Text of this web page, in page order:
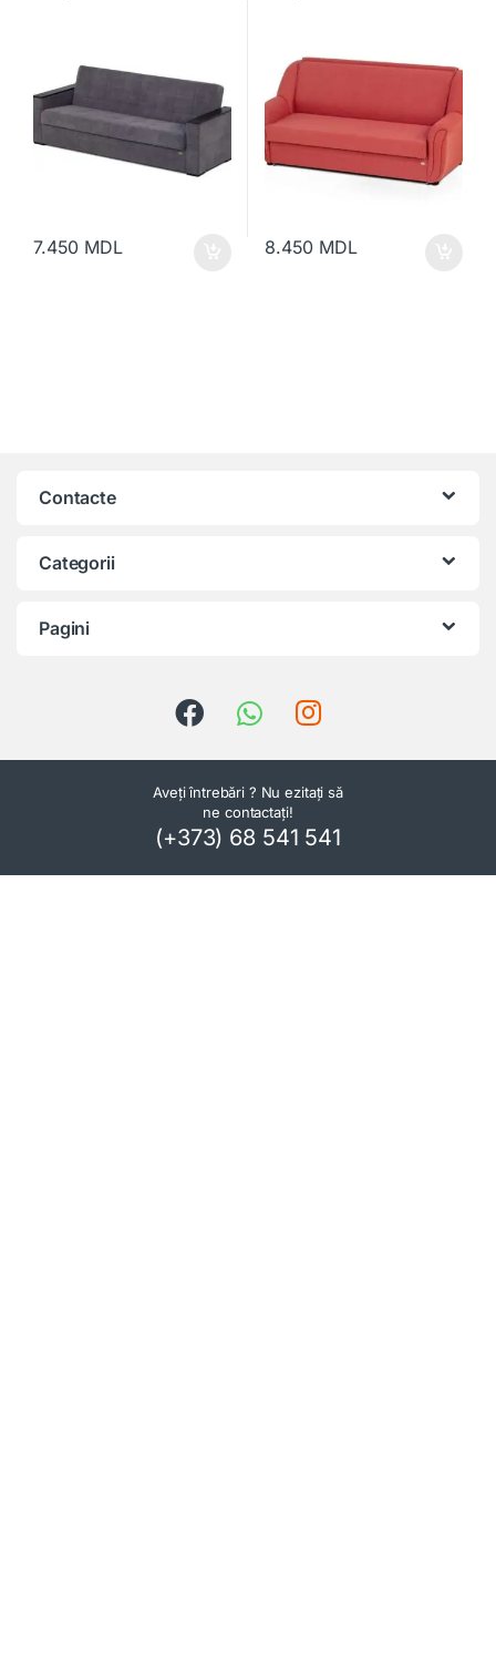
7.450 MDL 8.450 MDL
Contacte
Categorii
Pagini
Aveți întrebări ? Nu ezitați să
ne contactați!
(+373) 68 541 541